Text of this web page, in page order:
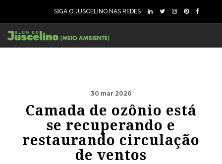
SIGA O JUSCELINO NAS REDES
30 mar 2020
Camada de ozônio está
se recuperando e
restaurando circulação
de ventos